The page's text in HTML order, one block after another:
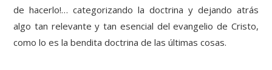
de hacerlo!… categorizando la doctrina y dejando atrás
algo tan relevante y tan esencial del evangelio de Cristo,
como lo es la bendita doctrina de las últimas cosas.